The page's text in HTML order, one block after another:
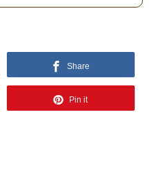
Share
Pin it